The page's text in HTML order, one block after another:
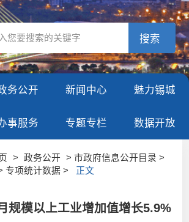
务公开 新闻中心 魅力锡城
事服务 专题专栏 数据开放
> 政务公开
> 市政府信息公开目录 >
专项统计数据 >
正文
规模以上工业增加值增长5.9%